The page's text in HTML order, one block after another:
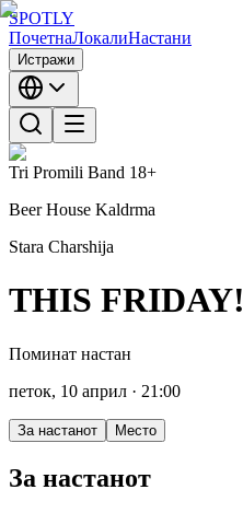
SPOTLY
ПочетнаЛокалиНастани
Истражи
Tri Promili Band 18+
Beer House Kaldrma
Stara Charshija
THIS FRIDAY!
Поминат настан
петок, 10 април · 21:00
За настанот Место
За настанот